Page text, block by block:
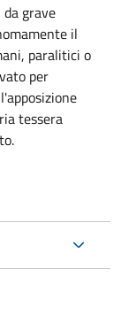
grave
il
paralitici o
per
tessera